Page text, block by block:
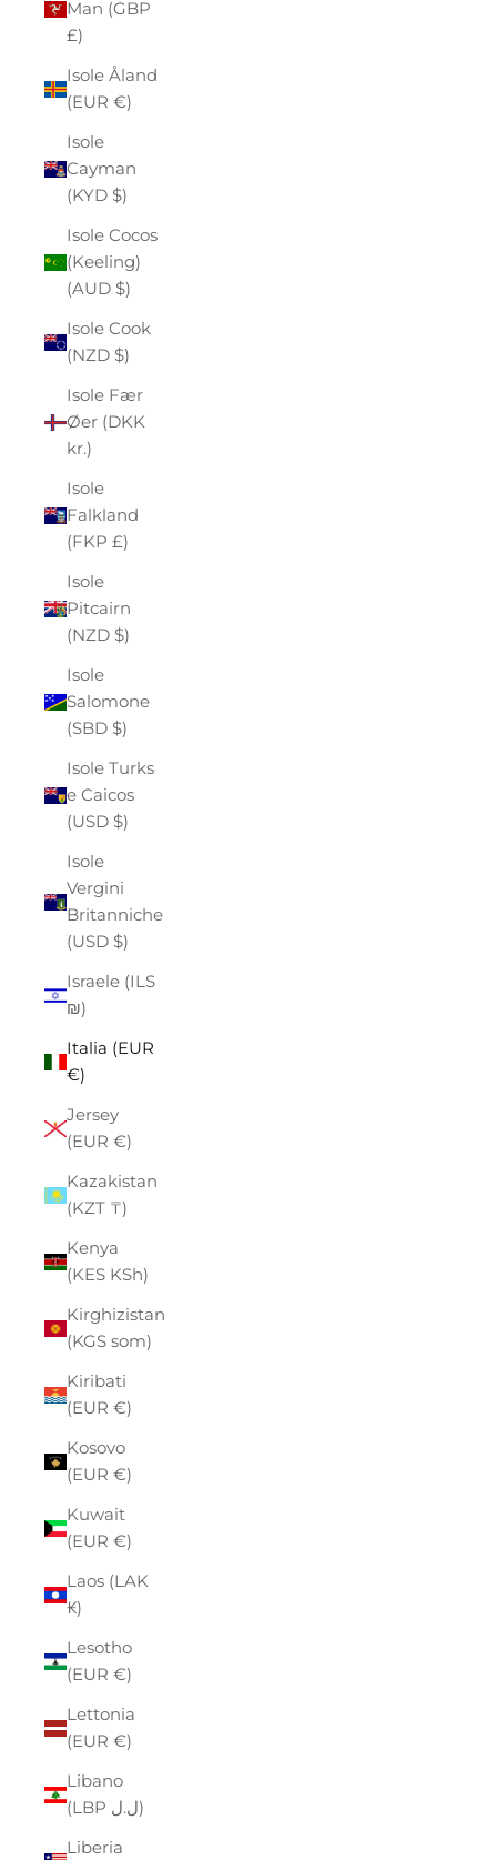
Man (GBP
£)
Isole Åland
(EUR €)
Isole
Cayman
(KYD $)
Isole Cocos
(Keeling)
(AUD $)
Isole Cook
(NZD $)
Isole Fær
Øer (DKK
kr.)
Isole
Falkland
(FKP £)
Isole
Pitcairn
(NZD $)
Isole
Salomone
(SBD $)
Isole Turks
e Caicos
(USD $)
Isole
Vergini
Britanniche
(USD $)
Israele (ILS
₪)
Italia (EUR
€)
Jersey
(EUR €)
Kazakistan
(KZT ₸)
Kenya
(KES KSh)
Kirghizistan
(KGS som)
Kiribati
(EUR €)
Kosovo
(EUR €)
Kuwait
(EUR €)
Laos (LAK
₭)
Lesotho
(EUR €)
Lettonia
(EUR €)
Libano
(LBP ل.ل)
Liberia